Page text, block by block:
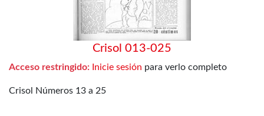
Crisol 013-025
Acceso restringido: Inicie sesión para verlo completo
Crisol Números 13 a 25